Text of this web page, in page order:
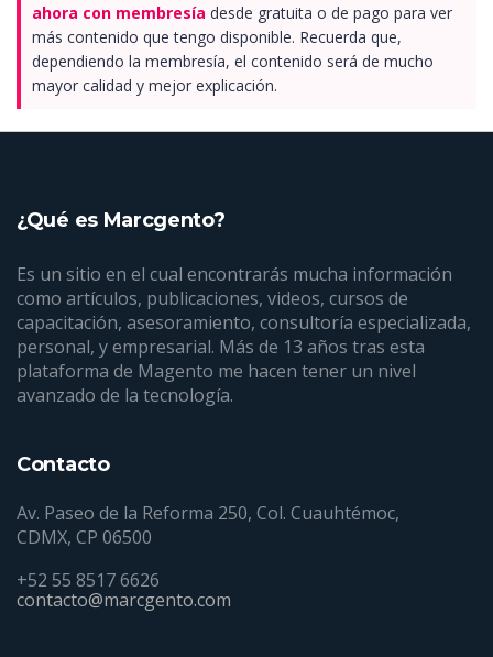
ahora con membresía desde gratuita o de pago para ver
más contenido que tengo disponible. Recuerda que,
dependiendo la membresía, el contenido será de mucho
mayor calidad y mejor explicación.
¿Qué es Marcgento?
Es un sitio en el cual encontrarás mucha información
como artículos, publicaciones, videos, cursos de
capacitación, asesoramiento, consultoría especializada,
personal, y empresarial. Más de 13 años tras esta
plataforma de Magento me hacen tener un nivel
avanzado de la tecnología.
Contacto
Av. Paseo de la Reforma 250, Col. Cuauhtémoc,
CDMX, CP 06500
+52 55 8517 6626
contacto@marcgento.com